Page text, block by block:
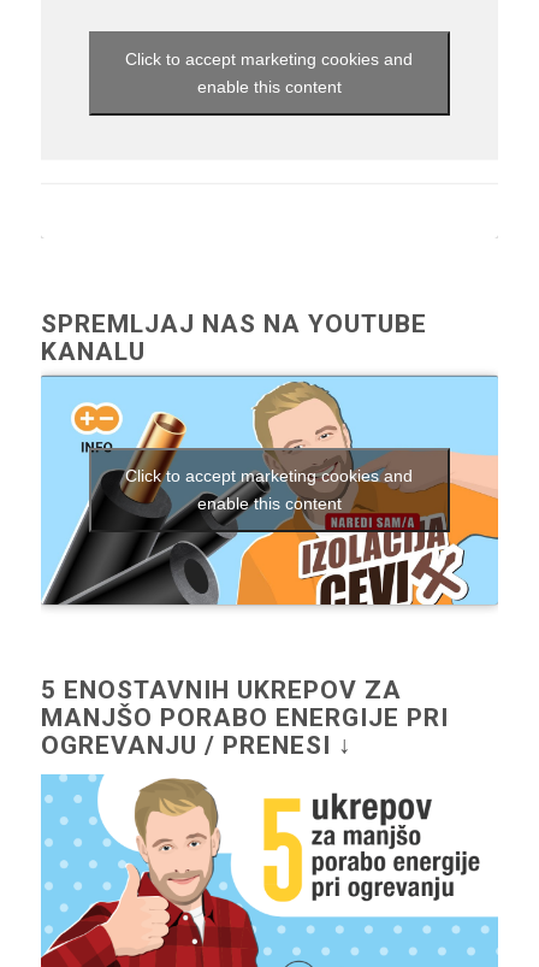
Click to accept marketing cookies and
enable this content
SPREMLJAJ NAS NA YOUTUBE
KANALU
Click to accept marketing cookies and
enable this content
5 ENOSTAVNIH UKREPOV ZA
MANJŠO PORABO ENERGIJE PRI
OGREVANJU / PRENESI ↓